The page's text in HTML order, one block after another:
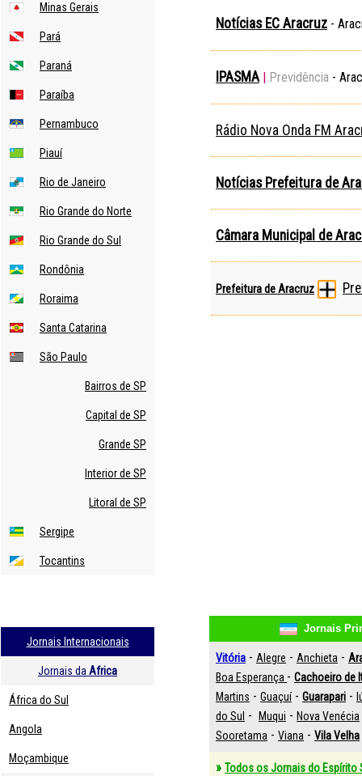
Minas Gerais
Pará
Paraná
Paraíba
Pernambuco
Piauí
Rio de Janeiro
Rio Grande do Norte
Rio Grande do Sul
Rondônia
Roraima
Santa Catarina
São Paulo
Bairros de SP
Capital de SP
Grande SP
Interior de SP
Litoral de SP
Sergipe
Tocantins
Jornais Internacionais
Jornais da Africa
África do Sul
Angola
Moçambique
Notícias EC Aracruz -
IPASMA| Previdência -
Rádio Nova Onda FM
Notícias Prefeitura de
Câmara Municipal de
Prefeitura de Aracruz
Jornais
Vitória - Alegre - Anchieta -
Boa Esperança - Cachoeiro de
Martins - Guaçuí- Guarapari -
do Sul - Muqui - Nova Venécia
Sooretama - Viana - Vila Velha
» Todos os Jornais do Espírito